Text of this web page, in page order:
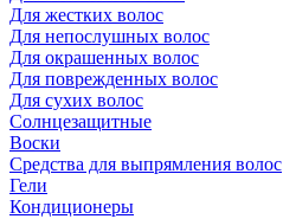
Для жестких волос
Для непослушных волос
Для окрашенных волос
Для поврежденных волос
Для сухих волос
Солнцезащитные
Воски
Средства для выпрямления волос
Гели
Кондиционеры